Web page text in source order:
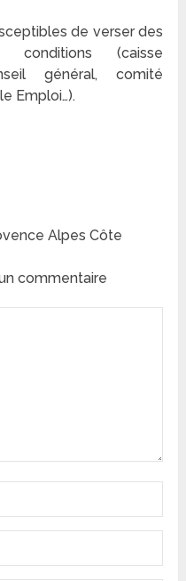
de verser des
conditions (caisse
général, comité
Emploi…).
Alpes Côte
commentaire